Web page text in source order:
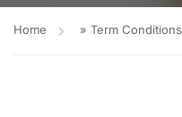
Home » Term Conditions